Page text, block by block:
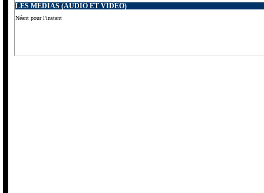
LES MÉDIAS (AUDIO ET VIDÉO)
Néant pour l'instant